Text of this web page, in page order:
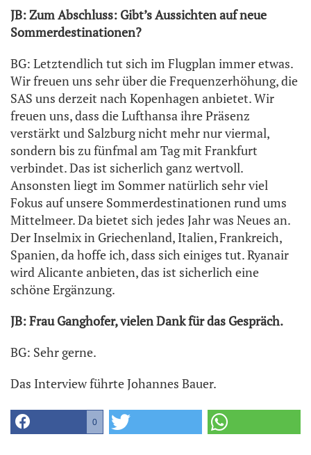
JB: Zum Abschluss: Gibt’s Aussichten auf neue
Sommerdestinationen?
BG: Letztendlich tut sich im Flugplan immer etwas.
Wir freuen uns sehr über die Frequenzerhöhung, die
SAS uns derzeit nach Kopenhagen anbietet. Wir
freuen uns, dass die Lufthansa ihre Präsenz
verstärkt und Salzburg nicht mehr nur viermal,
sondern bis zu fünfmal am Tag mit Frankfurt
verbindet. Das ist sicherlich ganz wertvoll.
Ansonsten liegt im Sommer natürlich sehr viel
Fokus auf unsere Sommerdestinationen rund ums
Mittelmeer. Da bietet sich jedes Jahr was Neues an.
Der Inselmix in Griechenland, Italien, Frankreich,
Spanien, da hoffe ich, dass sich einiges tut. Ryanair
wird Alicante anbieten, das ist sicherlich eine
schöne Ergänzung.
JB: Frau Ganghofer, vielen Dank für das Gespräch.
BG: Sehr gerne.
Das Interview führte Johannes Bauer.
0